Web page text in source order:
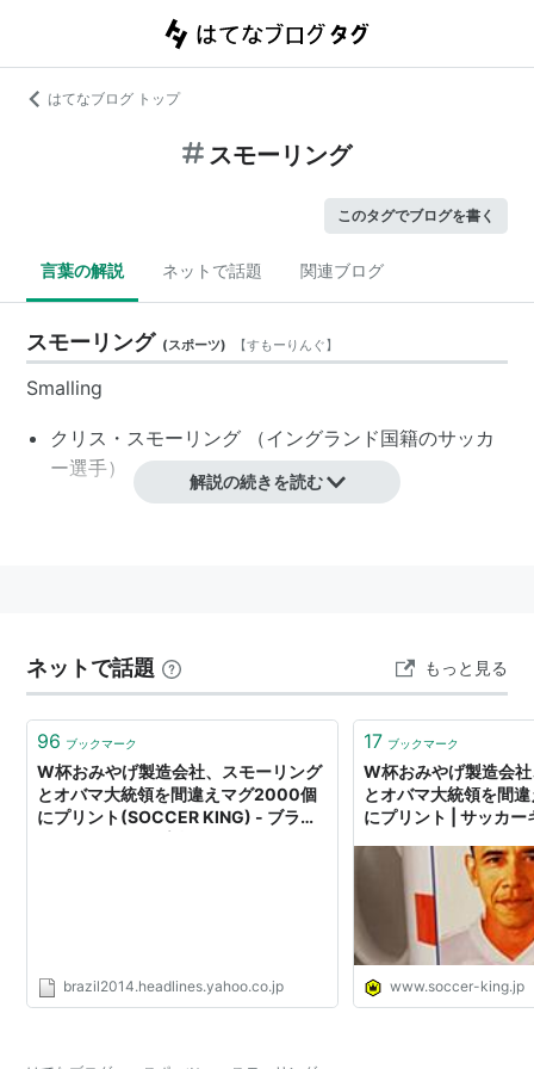
はてなブログ トップ
スモーリング
このタグでブログを書く
言葉の解説 ネットで話題 関連ブログ
スモーリング (スポーツ) 【すもーりんぐ】
Smalling
クリス・スモーリング （イングランド国籍のサッカ
ー選手）
解説の続きを読む
ネットで話題 もっと見る
96 ブックマーク
W杯おみやげ製造会社、スモーリング
とオバマ大統領を間違えマグ2000個
にプリント(SOCCER KING) - ブラジ
brazil2014.headlines.yahoo.co.jp
17 ブックマーク
W杯おみやげ製造会
とオバマ大統領を間
にプリント | サッカー
www.soccer-king.jp